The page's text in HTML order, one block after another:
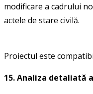
modificare a cadrului
actele de stare civilă.
Proiectul este
15. Analiza detaliată